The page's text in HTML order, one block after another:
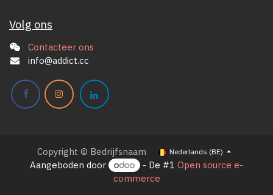
Volg ons
Contacteer ons
info@addict.cc
Copyright © Bedrijfsnaam Nederlands (BE)
Aangeboden door - De #1 Open source e-
commerce